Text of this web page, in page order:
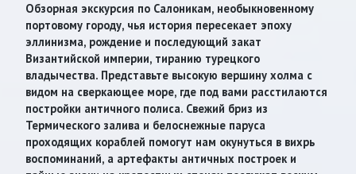
Обзорная экскурсия по Салоникам, необыкновенному
портовому городу, чья история пересекает эпоху
эллинизма, рождение и последующий закат
Византийской империи, тиранию турецкого
владычества. Представьте высокую вершину холма с
видом на сверкающее море, где под вами расстилаются
постройки античного полиса. Свежий бриз из
Термического залива и белоснежные паруса
проходящих кораблей помогут нам окунуться в вихрь
воспоминаний, а артефакты античных построек и